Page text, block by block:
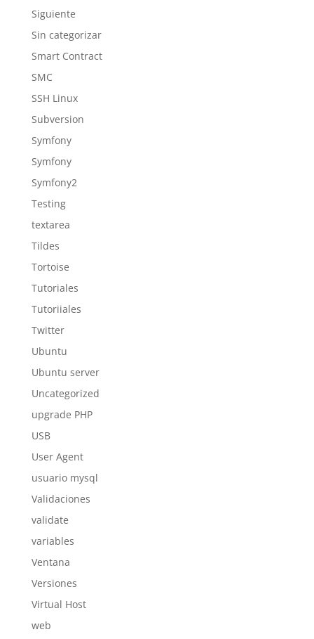
Siguiente
Sin categorizar
Smart Contract
SMC
SSH Linux
Subversion
Symfony
Symfony
Symfony2
Testing
textarea
Tildes
Tortoise
Tutoriales
Tutoriiales
Twitter
Ubuntu
Ubuntu server
Uncategorized
upgrade PHP
USB
User Agent
usuario mysql
Validaciones
validate
variables
Ventana
Versiones
Virtual Host
web